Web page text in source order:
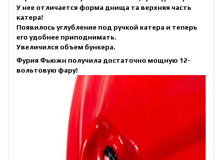
У нее отличается форма днища та верхняя часть
катера!
Появилось углубление под ручкой катера и теперь
его удобнее приподнимать.
Увеличился объем бункера.
Фурия Фьюжн получила достаточно мощную 12-
вольтовую фару!